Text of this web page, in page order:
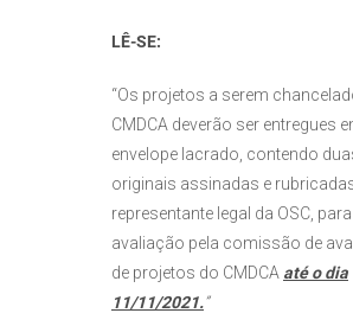
LÊ-SE:
“Os projetos a serem
CMDCA deverão ser entregues
envelope lacrado, contendo
originais assinadas e
representante legal da OSC, para
avaliação pela comissão de
de projetos do CMDCA até o dia
11/11/2021.”